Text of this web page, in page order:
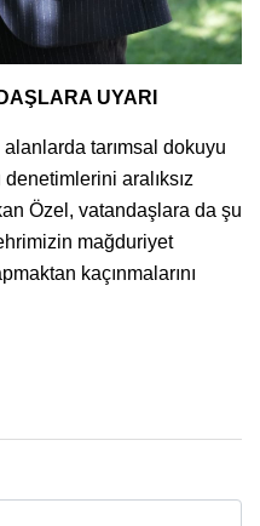
UYARI
tarımsal dokuyu
aralıksız
Özel, vatandaşlara da şu
mağduriyet
kaçınmalarını